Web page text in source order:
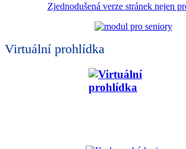
Zjednodušená verze stránek nejen
Virtuální prohlídka